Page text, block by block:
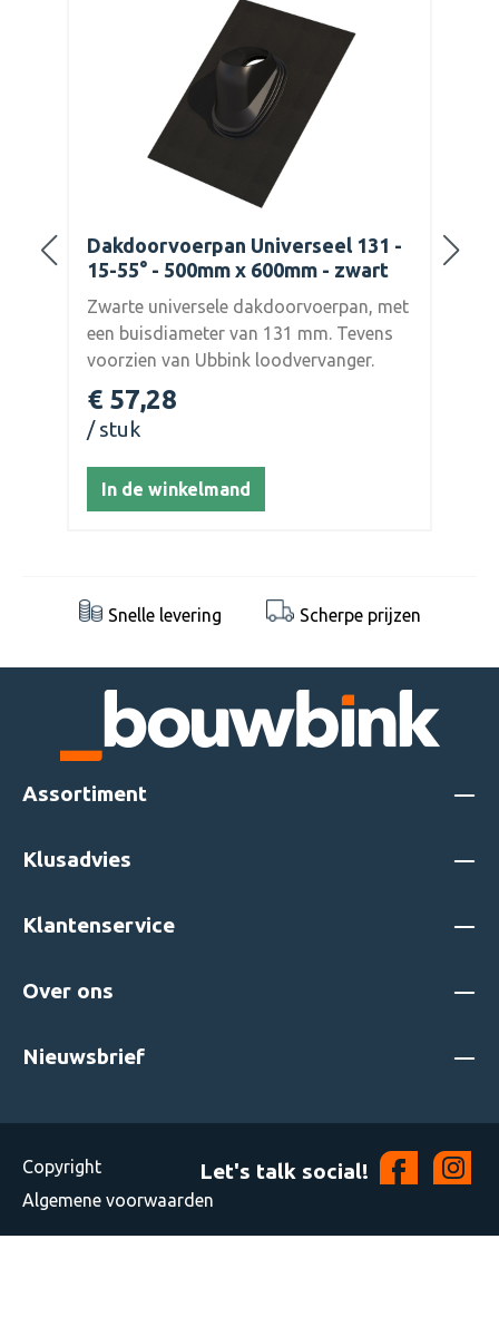
Dakdoorvoerpan Universeel 131 -
15-55° - 500mm x 600mm - zwart
Zwarte universele dakdoorvoerpan, met
een buisdiameter van 131 mm. Tevens
voorzien van Ubbink loodvervanger.
Geschikt voor hellingen tussen de 15 en
55 graden.
€ 57,28
stuk
In de winkelmand
Snelle levering Scherpe prijzen
Assortiment
Klusadvies
Klantenservice
Over ons
Nieuwsbrief
Copyright Let's talk social!
Algemene voorwaarden